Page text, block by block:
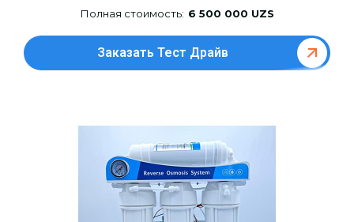
Полная стоимость: 6 500 000 UZS
Заказать Тест Драйв